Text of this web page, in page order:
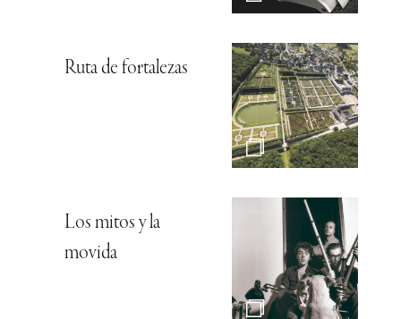
Ruta de fortalezas
Los mitos y la
movida